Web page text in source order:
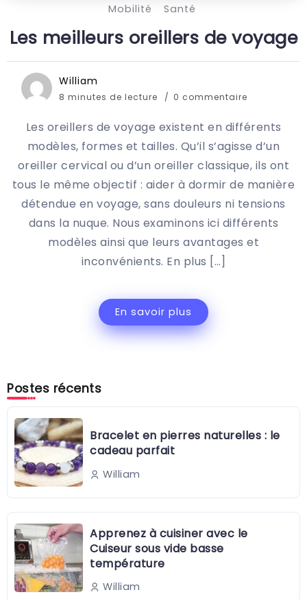
Mobilité Santé
Les meilleurs oreillers de voyage
William
8 minutes de lecture 0 commentaire
Les oreillers de voyage existent en différents
modèles, formes et tailles. Qu’il s’agisse d’un
oreiller cervical ou d’un oreiller classique, ils ont
tous le même objectif : aider à dormir de manière
détendue en voyage, sans douleurs ni tensions
dans la nuque. Nous examinons ici différents
modèles ainsi que leurs avantages et
inconvénients. En plus […]
En savoir plus
Postes récents
Bracelet en pierres naturelles : le
cadeau parfait
William
Apprenez à cuisiner avec le
Cuiseur sous vide basse
température
William